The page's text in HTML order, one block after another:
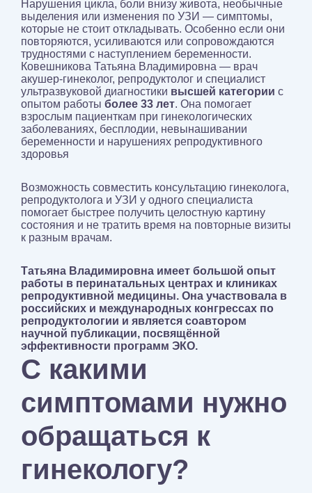
Нарушения цикла, боли внизу живота, необычные
выделения или изменения по УЗИ — симптомы,
которые не стоит откладывать. Особенно если они
повторяются, усиливаются или сопровождаются
трудностями с наступлением беременности.
Ковешникова Татьяна Владимировна — врач
акушер-гинеколог, репродуктолог и специалист
ультразвуковой диагностики высшей категории с
опытом работы более 33 лет. Она помогает
взрослым пациенткам при гинекологических
заболеваниях, бесплодии, невынашивании
беременности и нарушениях репродуктивного
здоровья
Возможность совместить консультацию гинеколога,
репродуктолога и УЗИ у одного специалиста
помогает быстрее получить целостную картину
состояния и не тратить время на повторные визиты
к разным врачам.
Татьяна Владимировна имеет большой опыт
работы в перинатальных центрах и клиниках
репродуктивной медицины. Она участвовала в
российских и международных конгрессах по
репродуктологии и является соавтором
научной публикации, посвящённой
эффективности программ ЭКО.
С какими
симптомами нужно
обращаться к
гинекологу?